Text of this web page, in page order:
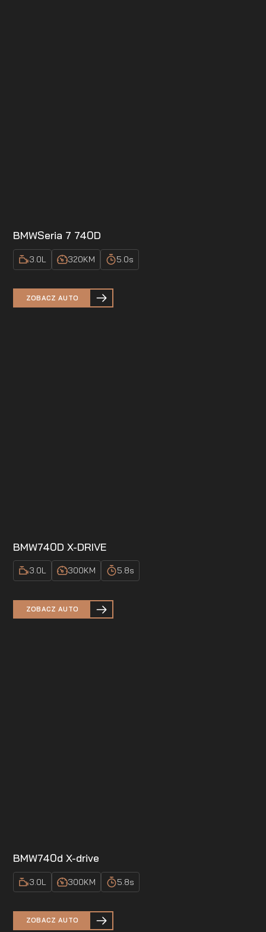
BMWSeria 7 740D
3.0L 320KM 5.0s
ZOBACZ AUTO
BMW740D X-DRIVE
3.0L 300KM 5.8s
ZOBACZ AUTO
BMW740d X-drive
3.0L 300KM 5.8s
ZOBACZ AUTO